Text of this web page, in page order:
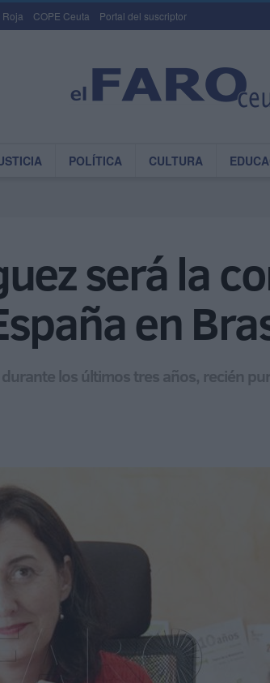
Roja COPE Ceuta Portal del suscriptor
POLÍTICA CULTURA
será la
en
los últimos tres años, recién